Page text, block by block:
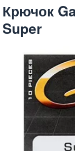
Крючок
Super